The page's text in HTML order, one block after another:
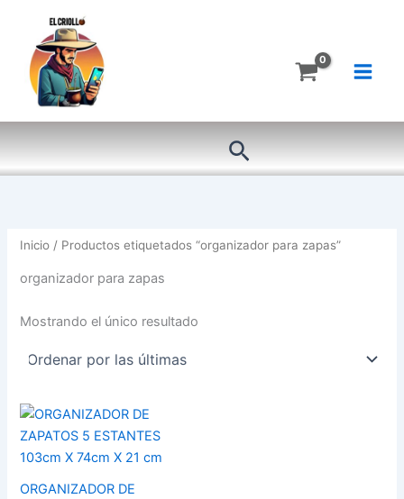
contenido
Buscar
Inicio / Productos etiquetados “organizador para zapas”
organizador para zapas
Mostrando el único resultado
ORGANIZADOR DE
ORGANIZADOR
DE
5
ESTANTES